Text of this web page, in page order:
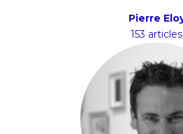
Pierre
153 articles